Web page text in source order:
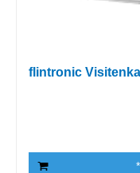
flintronic